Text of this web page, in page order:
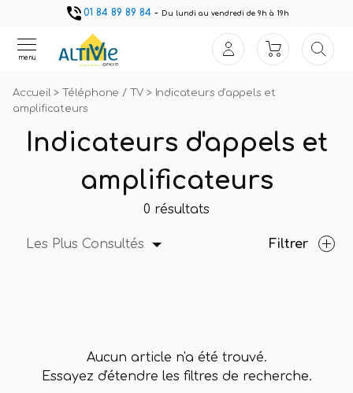
01 84 89 89 84- Du lundi au vendredi de 9h à 19h
menu
Accueil> Téléphone / TV> Indicateurs d'appels et
amplificateurs
Indicateurs d'appels et
amplificateurs
0 résultats
Les Plus Consultés Filtrer
Aucun article n'a été trouvé.
Essayez d'étendre les filtres de recherche.